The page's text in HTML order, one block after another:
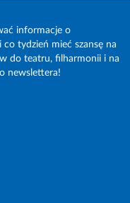
informacje o
tydzień mieć szansę na
do teatru, filharmonii i na
newslettera!